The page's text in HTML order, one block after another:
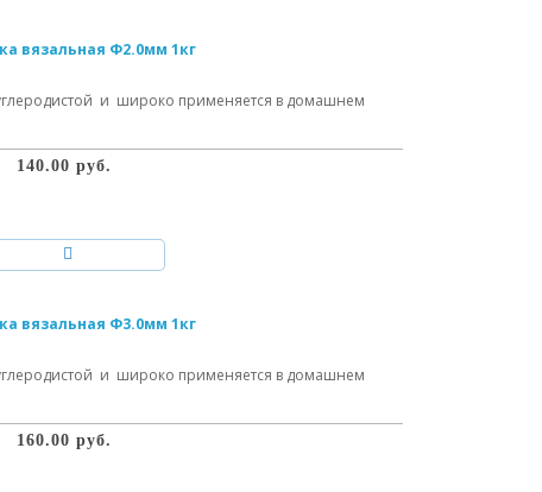
вязальная Ф2.0мм 1кг
и широко применяется в домашнем
140.00 руб.
вязальная Ф3.0мм 1кг
и широко применяется в домашнем
160.00 руб.